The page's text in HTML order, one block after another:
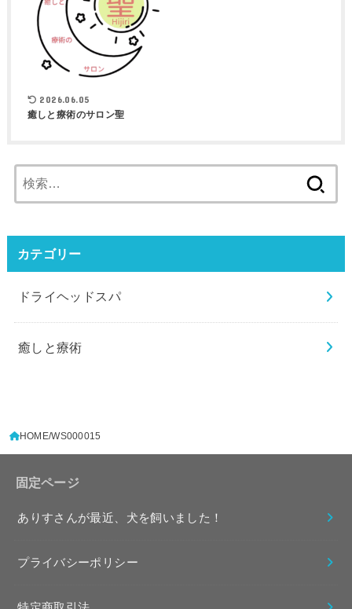
2026.06.05
癒しと療術のサロン聖
索:
カテゴリー
ドライヘッドスパ
癒しと療術
HOME WS000015
固定ページ
ありすさんが最近、犬を飼いました！
プライバシーポリシー